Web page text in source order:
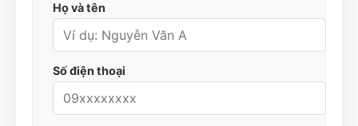
Họ và tên
Số điện thoại